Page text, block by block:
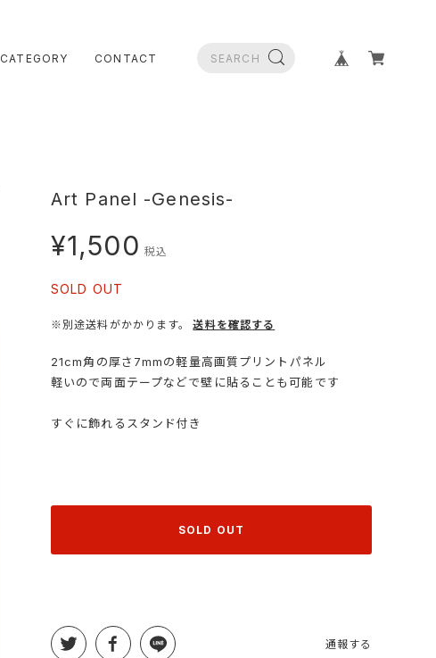
CATEGORY CONTACT
Art Panel -Genesis-
¥1,500 税込
SOLD OUT
※別途送料がかかります。 送料を確認する
21cm角の厚さ7mmの軽量高画質プリントパネル
軽いので両面テープなどで壁に貼ることも可能です
すぐに飾れるスタンド付き
SOLD OUT
通報する